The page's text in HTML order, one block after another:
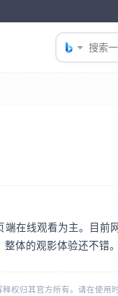
在线观看为主。目
体的观影体验还不
权归其官方所有。请在使用